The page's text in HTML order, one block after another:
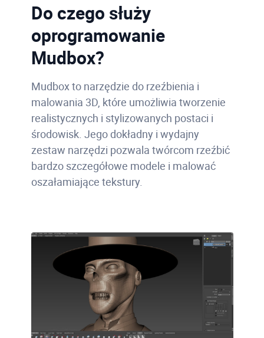
Do czego służy
oprogramowanie
Mudbox?
Mudbox to narzędzie do rzeźbienia i
malowania 3D, które umożliwia tworzenie
realistycznych i stylizowanych postaci i
środowisk. Jego dokładny i wydajny
zestaw narzędzi pozwala twórcom rzeźbić
bardzo szczegółowe modele i malować
oszałamiające tekstury.